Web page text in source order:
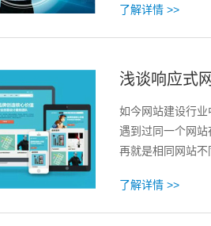
了解详情 >>
浅谈响应式
如今网站建设行业
遇到过同一个网
再就是相同网站
了解详情 >>